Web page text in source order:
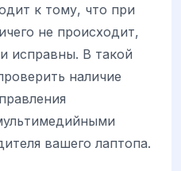
к тому, что при
не происходит,
исправны. В такой
наличие
вашего лаптопа.